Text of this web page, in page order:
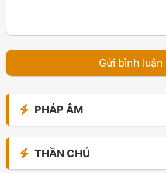
PHÁP ÂM
THẦN CHÚ